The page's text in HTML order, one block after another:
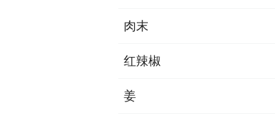
肉末
红辣椒
姜